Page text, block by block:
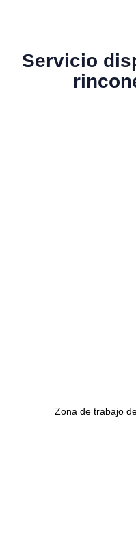
Servicio
Zona de trabajo